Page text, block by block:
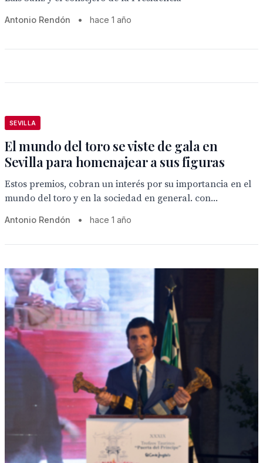
Antonio Rendón • hace 1 año
SEVILLA
El mundo del toro se viste de gala en
Sevilla para homenajear a sus figuras
Estos premios, cobran un interés por su importancia en el
mundo del toro y en la sociedad en general. con...
Antonio Rendón • hace 1 año